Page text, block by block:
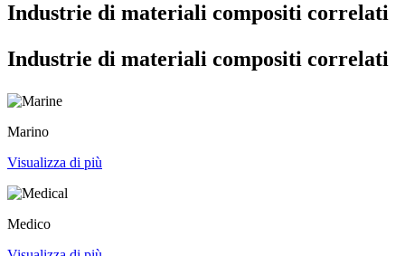
Industrie di materiali compositi correlati
Industrie di materiali compositi correlati
Marino
Visualizza di più
Medico